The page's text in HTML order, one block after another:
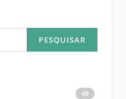
49